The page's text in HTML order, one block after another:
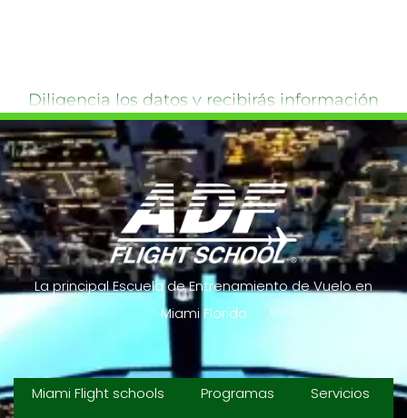
Diligencia los datos y recibirás información
La principal Escuela de Entrenamiento de Vuelo en
Miami Florida
Miami Flight schools Programas Servicios